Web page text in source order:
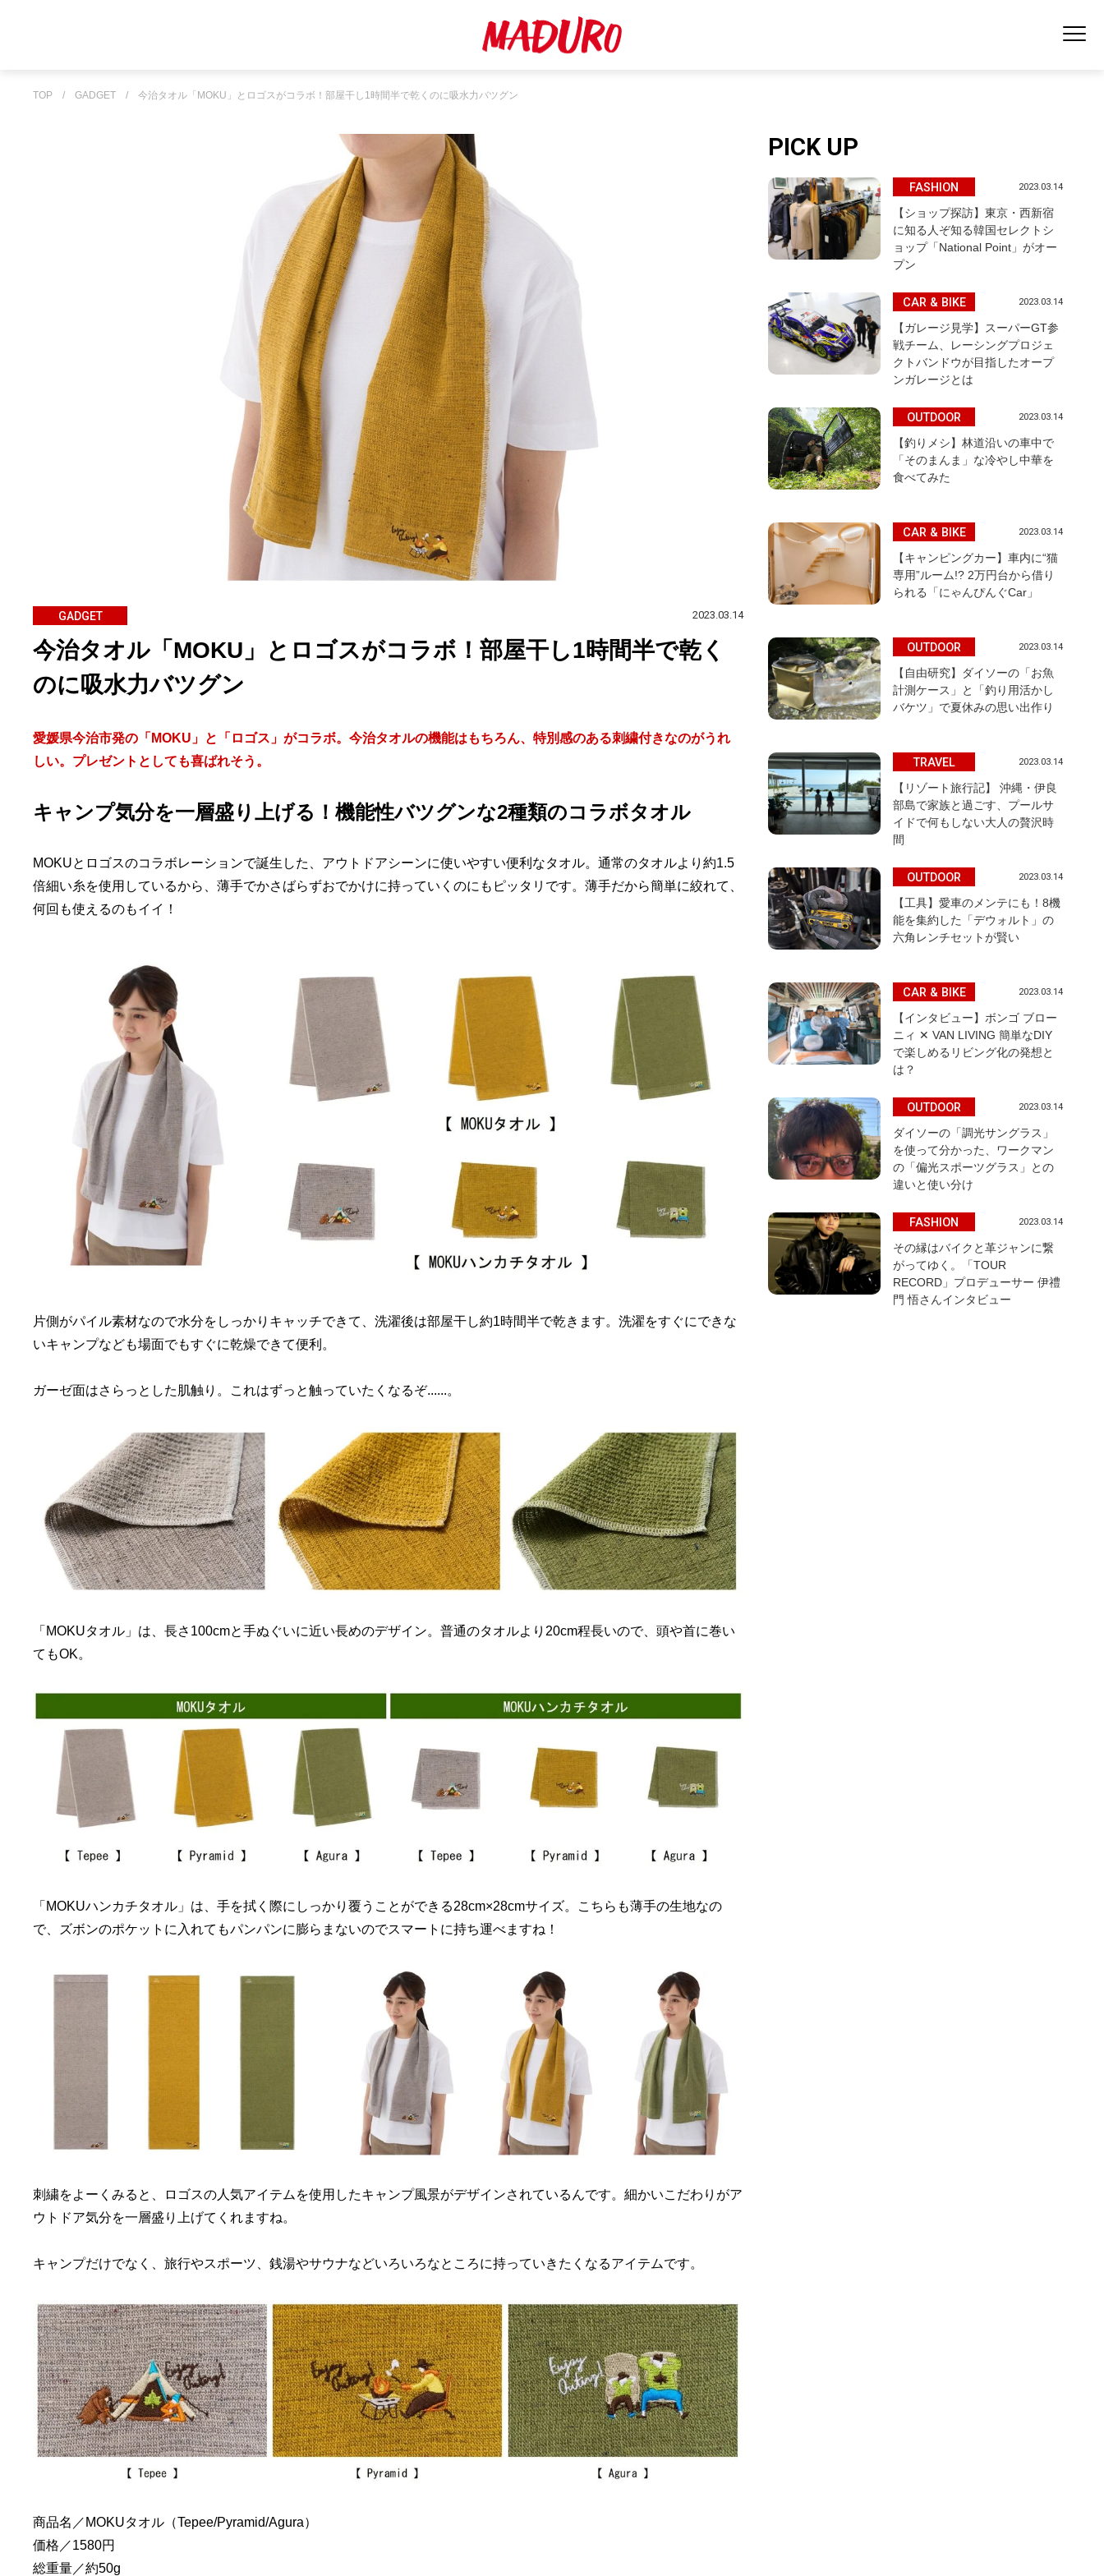
TOP / GADGET / 今治タオル「MOKU」とロゴスがコラボ！部屋干し1時間半で乾くのに吸水力バツグン
GADGET 2023.03.14
今治タオル「MOKU」とロゴスがコラボ！部屋干し1時間半で乾く
のに吸水力バツグン
愛媛県今治市発の「MOKU」と「ロゴス」がコラボ。今治タオルの機能はもちろん、特別感のある刺繍付きなのがうれ
しい。プレゼントとしても喜ばれそう。
キャンプ気分を一層盛り上げる！機能性バツグンな2種類のコラボタオル
MOKUとロゴスのコラボレーションで誕生した、アウトドアシーンに使いやすい便利なタオル。通常のタオルより約1.5
倍細い糸を使用しているから、薄手でかさばらずおでかけに持っていくのにもピッタリです。薄手だから簡単に絞れて、
何回も使えるのもイイ！
片側がパイル素材なので水分をしっかりキャッチできて、洗濯後は部屋干し約1時間半で乾きます。洗濯をすぐにできな
いキャンプなども場面でもすぐに乾燥できて便利。
ガーゼ面はさらっとした肌触り。これはずっと触っていたくなるぞ......。
「MOKUタオル」は、長さ100cmと手ぬぐいに近い長めのデザイン。普通のタオルより20cm程長いので、頭や首に巻い
てもOK。
「MOKUハンカチタオル」は、手を拭く際にしっかり覆うことができる28cm×28cmサイズ。こちらも薄手の生地なの
で、ズボンのポケットに入れてもパンパンに膨らまないのでスマートに持ち運べますね！
刺繍をよーくみると、ロゴスの人気アイテムを使用したキャンプ風景がデザインされているんです。細かいこだわりがア
ウトドア気分を一層盛り上げてくれますね。
キャンプだけでなく、旅行やスポーツ、銭湯やサウナなどいろいろなところに持っていきたくなるアイテムです。
商品名／MOKUタオル（Tepee/Pyramid/Agura）
価格／1580円
総重量／約50g
PICK UP
FASHION 2023.03.14
【ショップ探訪】東京・西新宿
に知る人ぞ知る韓国セレクトシ
ョップ「National Point」がオー
プン
CAR & BIKE 2023.03.14
【ガレージ見学】スーパーGT参
戦チーム、レーシングプロジェ
クトバンドウが目指したオープ
ンガレージとは
OUTDOOR 2023.03.14
【釣りメシ】林道沿いの車中で
「そのまんま」な冷やし中華を
食べてみた
CAR & BIKE 2023.03.14
【キャンピングカー】車内に“猫
専用”ルーム!? 2万円台から借り
られる「にゃんぴんぐCar」
OUTDOOR 2023.03.14
【自由研究】ダイソーの「お魚
計測ケース」と「釣り用活かし
バケツ」で夏休みの思い出作り
TRAVEL 2023.03.14
【リゾート旅行記】 沖縄・伊良
部島で家族と過ごす、プールサ
イドで何もしない大人の贅沢時
間
OUTDOOR 2023.03.14
【工具】愛車のメンテにも！8機
能を集約した「デウォルト」の
六角レンチセットが賢い
CAR & BIKE 2023.03.14
【インタビュー】ボンゴ ブロー
ニィ ✕ VAN LIVING 簡単なDIY
で楽しめるリビング化の発想と
は？
OUTDOOR 2023.03.14
ダイソーの「調光サングラス」
を使って分かった、ワークマン
の「偏光スポーツグラス」との
違いと使い分け
FASHION 2023.03.14
その縁はバイクと革ジャンに繋
がってゆく。「TOUR
RECORD」プロデューサー 伊禮
門 悟さんインタビュー